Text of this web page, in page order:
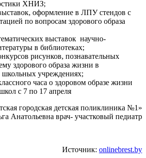
ХНИЗ;
оформление в ЛПУ стендов с
по вопросам здорового образа
выставок научно-
в библиотеках;
рисунков, познавательных
здорового образа жизни в
учреждениях;
часа о здоровом образе жизни
с 7 по 17 апреля
городская детская поликлиника №1»
Анатольевна врач- участковый педиатр
Источник: onlinebrest.by